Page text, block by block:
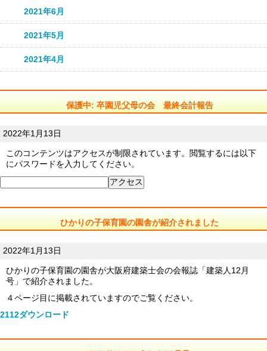
2021年6月
2021年5月
2021年4月
保護中: 卒園児父母の会 最終会計報告
2022年1月13日
このコンテンツはアクセスが制限されています。閲覧するには以下
にパスワードを入力してください。
ひかりの子保育園の園舎が紹介されました
2022年1月13日
ひかりの子保育園の園舎が大阪府建築士会の会報誌「建築人12月
号」で紹介されました。
４ページ目に掲載されていますのでご覧ください。
2112ダウンロード